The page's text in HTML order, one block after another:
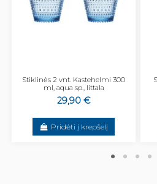
Stiklinės 2 vnt. Kastehelmi 300
ml, aqua sp., Iittala
29,90 €
Pridėti į krepšelį